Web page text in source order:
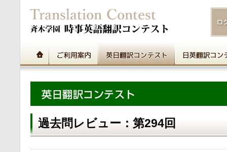
過去問レビュー：第294回